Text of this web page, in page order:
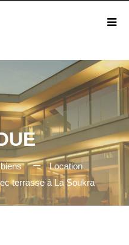
Location
terrasse à La Soukra